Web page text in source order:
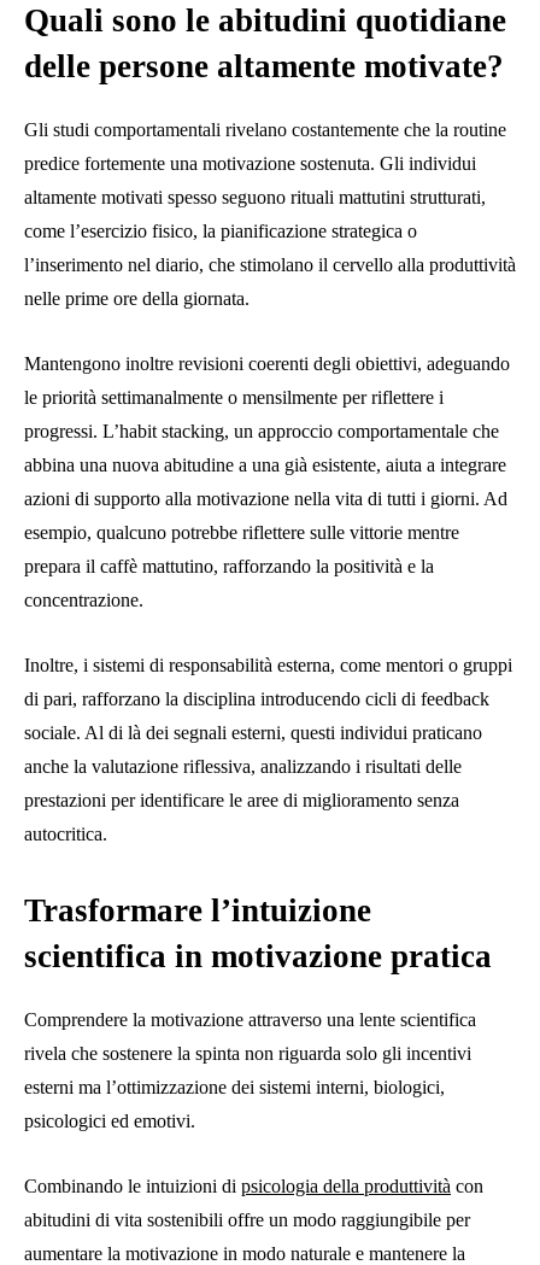
Quali sono le abitudini quotidiane
delle persone altamente motivate?
Gli studi comportamentali rivelano costantemente che la routine
predice fortemente una motivazione sostenuta. Gli individui
altamente motivati ​​spesso seguono rituali mattutini strutturati,
come l’esercizio fisico, la pianificazione strategica o
l’inserimento nel diario, che stimolano il cervello alla produttività
nelle prime ore della giornata.
Mantengono inoltre revisioni coerenti degli obiettivi, adeguando
le priorità settimanalmente o mensilmente per riflettere i
progressi. L’habit stacking, un approccio comportamentale che
abbina una nuova abitudine a una già esistente, aiuta a integrare
azioni di supporto alla motivazione nella vita di tutti i giorni. Ad
esempio, qualcuno potrebbe riflettere sulle vittorie mentre
prepara il caffè mattutino, rafforzando la positività e la
concentrazione.
Inoltre, i sistemi di responsabilità esterna, come mentori o gruppi
di pari, rafforzano la disciplina introducendo cicli di feedback
sociale. Al di là dei segnali esterni, questi individui praticano
anche la valutazione riflessiva, analizzando i risultati delle
prestazioni per identificare le aree di miglioramento senza
autocritica.
Trasformare l’intuizione
scientifica in motivazione pratica
Comprendere la motivazione attraverso una lente scientifica
rivela che sostenere la spinta non riguarda solo gli incentivi
esterni ma l’ottimizzazione dei sistemi interni, biologici,
psicologici ed emotivi.
Combinando le intuizioni di psicologia della produttività con
abitudini di vita sostenibili offre un modo raggiungibile per
aumentare la motivazione in modo naturale e mantenere la